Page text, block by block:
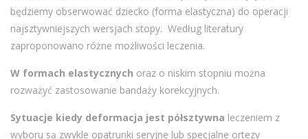
będziemy obserwować dziecko (forma elastyczna) do operacji
najsztywniejszych wersjach stopy. Według literatury
zaproponowano różne możliwości leczenia.
W formach elastycznych oraz o niskim stopniu można
rozważyć zastosowanie bandaży korekcyjnych.
Sytuacje kiedy deformacja jest półsztywna leczeniem z
wyboru są zwykle opatrunki seryjne lub specjalne ortezy